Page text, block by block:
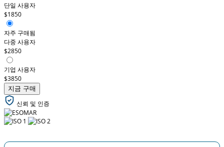
단일 사용자
$1850
자주 구매됨
다중 사용자
$2850
기업 사용자
$3850
지금 구매
신뢰 및 인증